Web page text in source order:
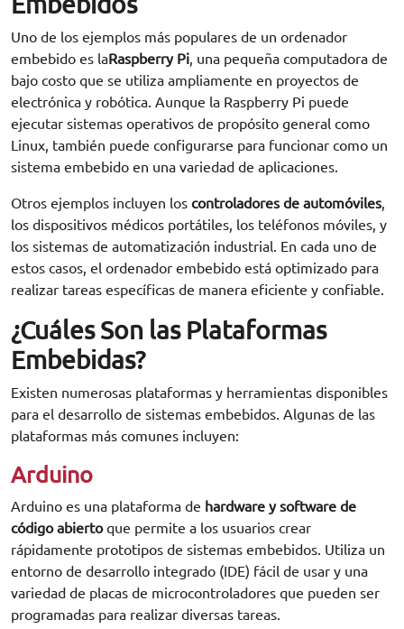
Uno de los ejemplos más populares de un ordenador
embebido es laRaspberry Pi, una pequeña computadora de
bajo costo que se utiliza ampliamente en proyectos de
electrónica y robótica. Aunque la Raspberry Pi puede
ejecutar sistemas operativos de propósito general como
Linux, también puede configurarse para funcionar como un
sistema embebido en una variedad de aplicaciones.
Otros ejemplos incluyen los controladores de automóviles,
los dispositivos médicos portátiles, los teléfonos móviles, y
los sistemas de automatización industrial. En cada uno de
estos casos, el ordenador embebido está optimizado para
realizar tareas específicas de manera eficiente y confiable.
¿Cuáles Son las Plataformas
Embebidas?
Existen numerosas plataformas y herramientas disponibles
para el desarrollo de sistemas embebidos. Algunas de las
plataformas más comunes incluyen:
Arduino
Arduino es una plataforma de hardware y software de
código abiertoque permite a los usuarios crear
rápidamente prototipos de sistemas embebidos. Utiliza un
entorno de desarrollo integrado (IDE) fácil de usar y una
variedad de placas de microcontroladores que pueden ser
programadas para realizar diversas tareas.